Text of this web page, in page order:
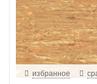
избранное